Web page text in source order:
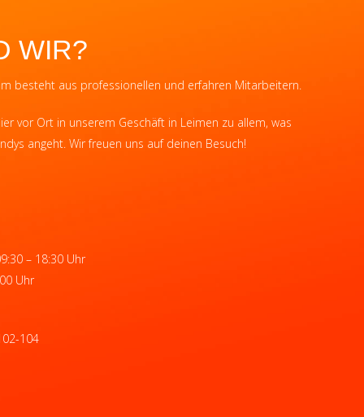
WIR?
besteht aus professionellen und erfahren Mitarbeitern.
vor Ort in unserem Geschäft in Leimen zu allem, was
angeht. Wir freuen uns auf deinen Besuch!
– 18:30 Uhr
Uhr
104